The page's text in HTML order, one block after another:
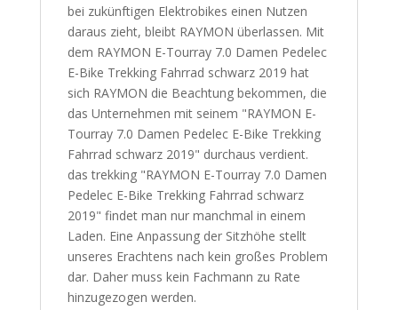
bei zukünftigen Elektrobikes einen Nutzen
daraus zieht, bleibt RAYMON überlassen. Mit
dem RAYMON E-Tourray 7.0 Damen Pedelec
E-Bike Trekking Fahrrad schwarz 2019 hat
sich RAYMON die Beachtung bekommen, die
das Unternehmen mit seinem "RAYMON E-
Tourray 7.0 Damen Pedelec E-Bike Trekking
Fahrrad schwarz 2019" durchaus verdient.
das trekking "RAYMON E-Tourray 7.0 Damen
Pedelec E-Bike Trekking Fahrrad schwarz
2019" findet man nur manchmal in einem
Laden. Eine Anpassung der Sitzhöhe stellt
unseres Erachtens nach kein großes Problem
dar. Daher muss kein Fachmann zu Rate
hinzugezogen werden.